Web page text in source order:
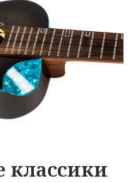
классики